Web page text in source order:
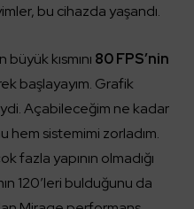
bu cihazda yaşandı.
kısmını 80 FPS’nin
başlayayım. Grafik
Açabileceğim ne kadar
hem sistemimi zorladım.
fazla yapının olmadığı
120’leri bulduğunu da